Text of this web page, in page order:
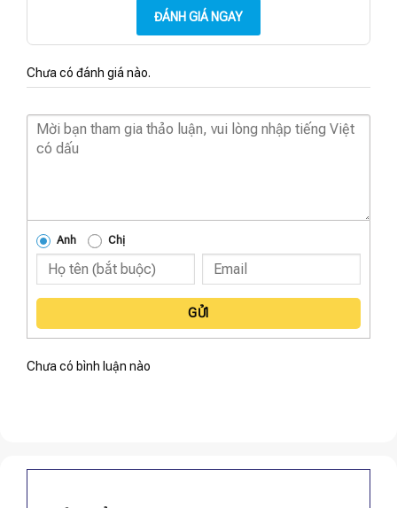
ĐÁNH GIÁ NGAY
Chưa có đánh giá nào.
Anh Chị
GỬI
Chưa có bình luận nào